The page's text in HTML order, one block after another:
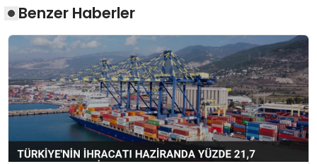
Benzer Haberler